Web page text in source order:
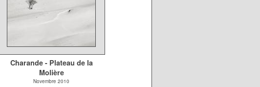
Charande - Plateau de la
Molière
Novembre 2010